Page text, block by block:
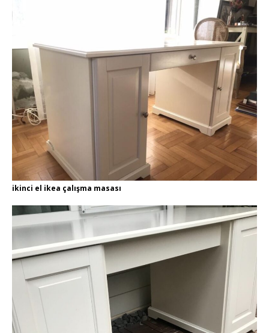
ikinci el ikea çalışma masası